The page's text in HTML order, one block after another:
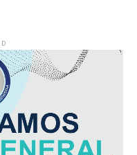
de la comunidad,
ante las
las gestiones
fue posible
mejorar el